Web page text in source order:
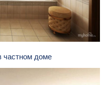
частном доме